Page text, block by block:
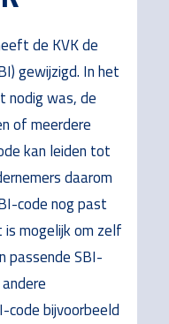
de KVK de
gewijzigd. In het
nodig was, de
of meerdere
kan leiden tot
daarom
code nog past
mogelijk om zelf
passende SBI-
code bijvoorbeeld